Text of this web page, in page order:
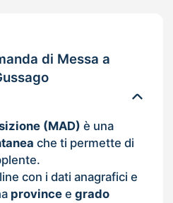
di Messa a
(MAD) è una
che ti permette di
con i dati anagrafici e
provincee grado